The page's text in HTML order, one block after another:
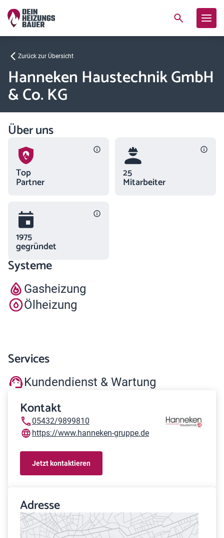
Zurück zur Übersicht
Hanneken Haustechnik GmbH
& Co. KG
Über uns
Top
Partner
25
Mitarbeiter
1975
gegründet
Systeme
Gasheizung
Ölheizung
Services
Kundendienst & Wartung
Kontakt
05432/9899810
https://www.hanneken-gruppe.de
Jetzt kontaktieren
Adresse